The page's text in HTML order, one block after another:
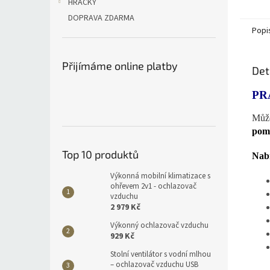
HRAČKY
DOPRAVA ZDARMA
Přijímáme online platby
Top 10 produktů
Výkonná mobilní klimatizace s
ohřevem 2v1 - ochlazovač
vzduchu
2 979 Kč
Výkonný ochlazovač vzduchu
929 Kč
Stolní ventilátor s vodní mlhou
– ochlazovač vzduchu USB